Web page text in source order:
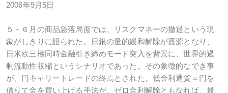
2006年9月5日
５－６月の商品急落局面では、リスクマネーの撤退という現
象がしきりに語られた。日銀の量的緩和解除が震源となり、
日米欧三極同時金融引き締めモード突入を背景に、世界的過
剰流動性収縮というシナリオであった。その象徴的なでき事
が、円キャリートレードの終焉とされた。低金利通貨＝円を
借りて金を買い上げる手法が、ゼロ金利解除ともなれば、最